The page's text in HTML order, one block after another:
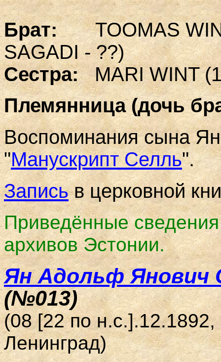
Брат:TOOMAS WINT
SAGADI - ??)
Сестра:MARI WINT
Племянница (дочь
Воспоминания сына
"Манускрипт Селль".
Записьв церковной
Приведённые
архивов Эстонии.
Ян Адольф Янович
(№013)
(08 [22 по
Ленинград)